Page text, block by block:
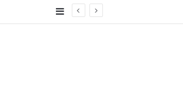
إضافة عمود